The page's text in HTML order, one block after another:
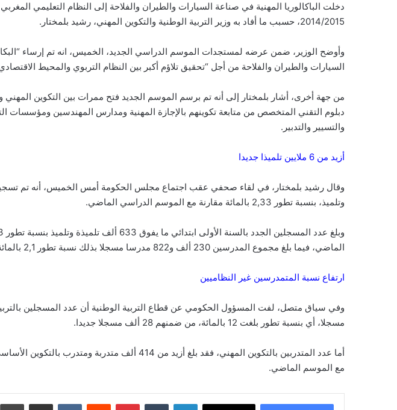
دخلت الباكالوريا المهنية في صناعة السيارات والطيران والفلاحة إلى النظام التعليمي
2014/2015، حسبب ما أفاد به وزير التربية الوطنية والتكوين المهني، رشيد بلمختار.
وأوضح الوزير، ضمن عرضه لمستجدات الموسم الدراسي الجديد، الخميس، انه تم إرساء
السيارات والطيران والفلاحة من أجل “تحقيق تلاؤم أكبر بين النظام التربوي والمحيط
من جهة أخرى، أشار بلمختار إلى أنه تم برسم الموسم الجديد فتح ممرات بين التكوين المهني
دبلوم التقني المتخصص من متابعة تكوينهم بالإجازة المهنية ومدارس المهندسين ومؤسسات
والتسيير والتدبير.
أزيد من 6 ملايين تلميذا جديدا
وتلميذ، بنسبة تطور 2,33 بالمائة مقارنة مع الموسم الدراسي الماضي.
الماضي، فيما بلغ مجموع المدرسين 230 ألف و822 مدرسا مسجلا بذلك نسبة تطور 2,1 بالمائة مقارنة مع الموسم الماضي.
ارتفاع نسبة المتمدرسين غير النظاميين
مسجلا، أي بنسبة تطور بلغت 12 بالمائة، من ضمنهم 28 ألف مسجلا جديدا.
مع الموسم الماضي.
لينكدإن بينتيريست مشاركة عبر البريد